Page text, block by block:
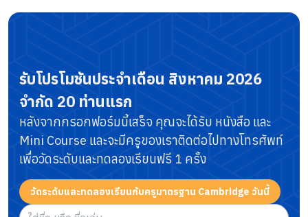
รับโปรโมชันประจำเดือน สิงหาคม 2026
จำกัด 20 ท่านแรก
หลังจากกรอกฟอร์มนี้เสร็จ คุณจะได้รับ หนังสือ และ
Mini Course และจะมีครูของเราติดต่อไปทางโทรศัพท์
เพื่อวัดระดับและทดลองเรียนฟรี 1 ครั้ง
วัดระดับและทดลองเรียนกับครูมาตรฐาน Cambridge วันนี้